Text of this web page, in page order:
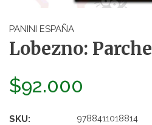
PANINI ESPAÑA
Lobezno: Parche
$92.000
SKU: 9788411018814